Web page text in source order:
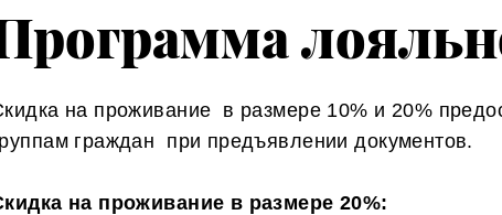
на проживание в размере 10% и 20%
граждан при предъявлении документов.
на проживание в размере 20%: